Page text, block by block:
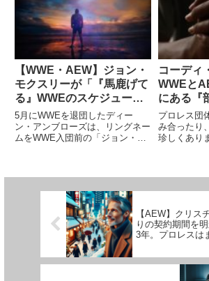
点がいくつも浮き彫りになる中、
AEWは一部のファンか...
プロレスの
た際には、
【WWE・AEW】ジョン・
モクスリーが「『馬鹿げて
る』WWEのスケジュー
ル」と「AEWが業界に与
える影響」について語る
5月にWWEを退団したディー
ン・アンブローズは、リングネー
ムをWWE入団前の「ジョン・モ
てG1 CLIMAXにも出場し...
コーディ
WWEと
にある『
してしま
プロレス団
み合ったり
珍しくあり
意見をぶつ
【AEW】クリス
りの契約期間を
3年。プロレスは